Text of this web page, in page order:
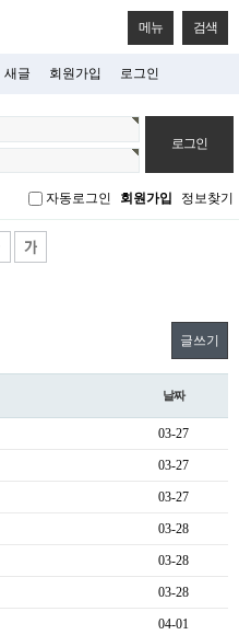
메뉴 검색
새글 회원가입 로그인
자동로그인 회원가입 정보찾기
글쓰기
날짜
03-27
03-27
03-27
03-28
03-28
03-28
04-01